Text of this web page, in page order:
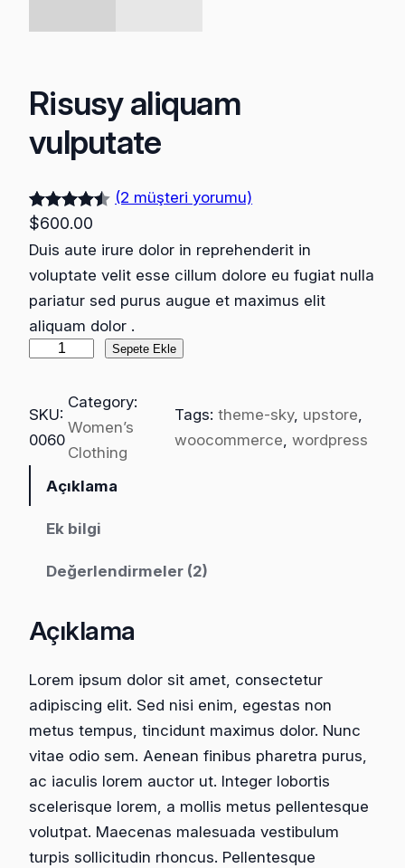
Risusy aliquam
vulputate
2
müşteri
puanına
dayanarak
üzerinden
4.50puan
(2 müşteri yorumu)
$600.00
Duis aute irure dolor in reprehenderit in
voluptate velit esse cillum dolore eu fugiat nulla
pariatur sed purus augue et maximus elit
aliquam dolor .
a
a
v
u
l
p
u
t
a
t
Sepete Ekle
SKU:
0060
Category:
Women’s
Clothing
Tags:theme-sky, upstore
woocommerce, wordpress
Açıklama
Ek bilgi
Değerlendirmeler (2)
Açıklama
Lorem ipsum dolor sit amet, consectetur
adipiscing elit. Sed nisi enim, egestas non
metus tempus, tincidunt maximus dolor. Nunc
vitae odio sem. Aenean finibus pharetra purus,
ac iaculis lorem auctor ut. Integer lobortis
scelerisque lorem, a mollis metus pellentesque
volutpat. Maecenas malesuada vestibulum
turpis sollicitudin rhoncus. Pellentesque